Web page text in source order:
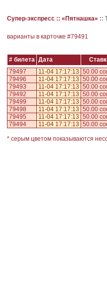
Супер-экспресс :: «Пятнашка» ::
варианты в карточке #79491
# билета Дата
79497
11-04 17:17:13 50.00
79496
11-04 17:17:13 50.00
79493
11-04 17:17:13 50.00
79492
11-04 17:17:13 50.00
79499
11-04 17:17:13 50.00
79498
11-04 17:17:13 50.00
79495
11-04 17:17:13 50.00
79494
11-04 17:17:13 50.00
* серым цветом показываются